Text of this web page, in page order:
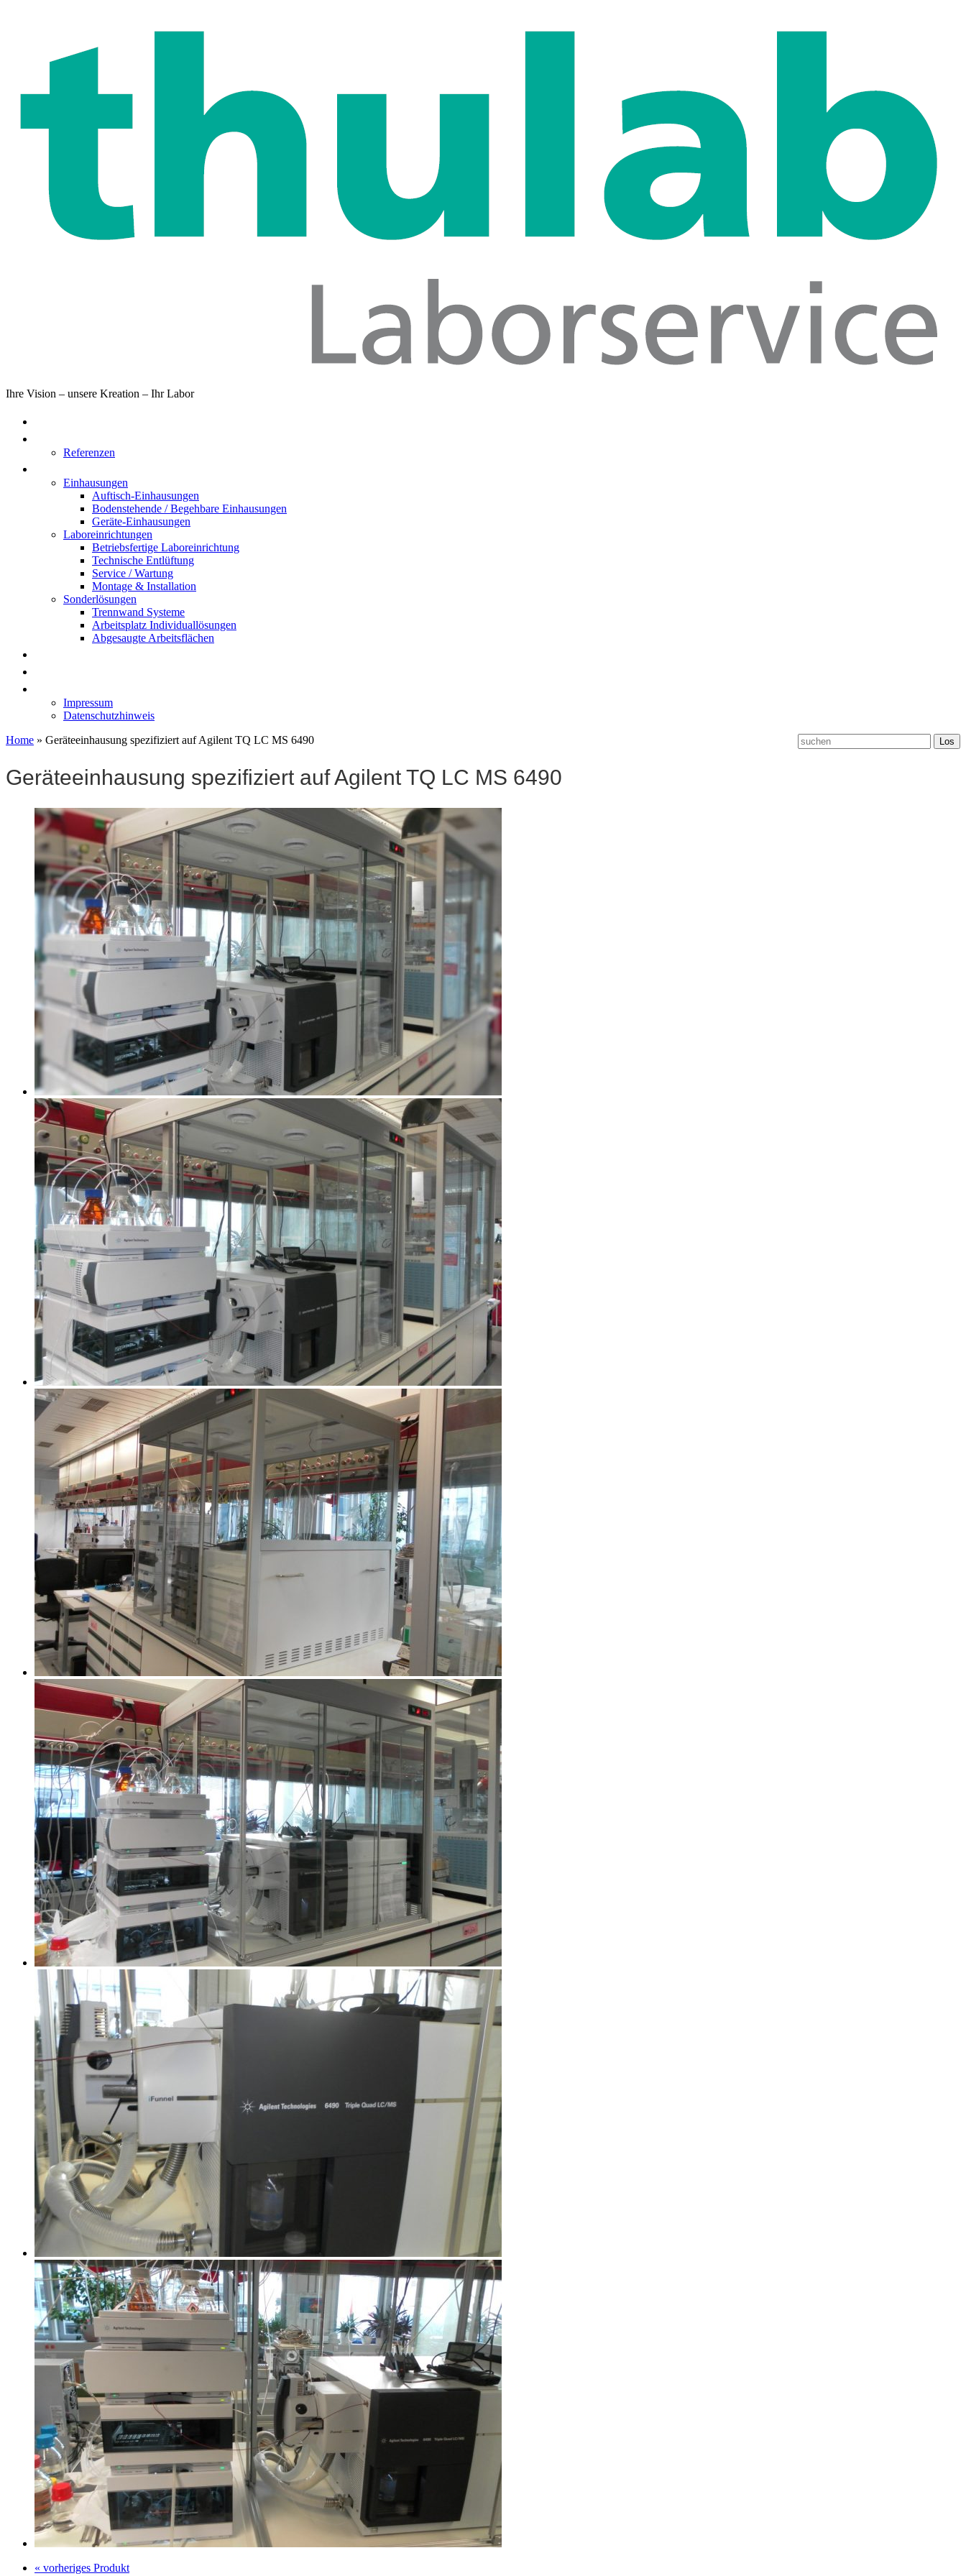
Ihre Vision – unsere Kreation – Ihr Labor
Referenzen
Einhausungen
Auftisch-Einhausungen
Bodenstehende / Begehbare Einhausungen
Geräte-Einhausungen
Laboreinrichtungen
Betriebsfertige Laboreinrichtung
Technische Entlüftung
Service / Wartung
Montage & Installation
Sonderlösungen
Trennwand Systeme
Arbeitsplatz Individuallösungen
Abgesaugte Arbeitsflächen
Impressum
Datenschutzhinweis
Home » Geräteeinhausung spezifiziert auf Agilent TQ LC MS 6490
Geräteeinhausung spezifiziert auf Agilent TQ LC MS 6490
« vorheriges Produkt